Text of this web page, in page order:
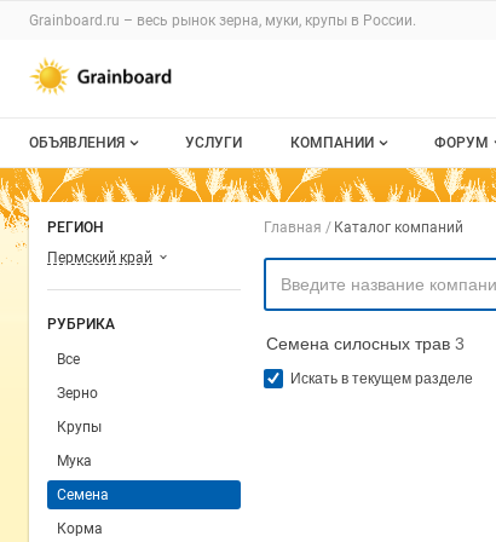
Раздел навигации по сайту
Grainboard.ru – весь рынок зерна, муки, крупы в России.
Авторизация и меню пользователя
Навигация по разделам сайта
ОБЪЯВЛЕНИЯ
Все объявления
Мои объявления
УСЛУГИ КОМПАНИИ
О каталоге компаний
Моя компания
Платное размещение
ФОРУМ
Все
РЕГИОН
Пермский край
РУБРИКА
Все
Зерно
Крупы
Мука
Семена
Корма
Навигация по
Главная Каталог компаний
Семена силосных трав 3
Искать в текущем разделе